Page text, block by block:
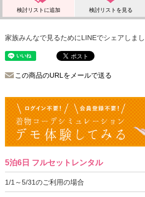
家族みんなで見るためにLINEでシェアしまし
この商品のURLをメールで送る
5泊6日 フルセットレンタル
1/1～5/31のご利用の場合